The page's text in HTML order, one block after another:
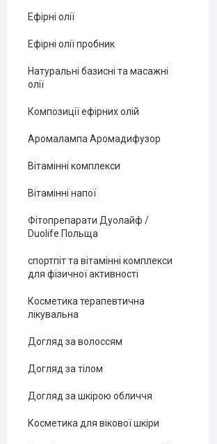
Ефірні олії
Ефірні олії пробник
Натуральні базисні та масажні
олії
Композиції ефірних олій
Аромалампа Аромадифузор
Вітамінні комплекси
Вітамінні напої
Фітопрепарати Дуолайф /
Duolife Польща
спортпіт та вітамінні комплекси
для фізичної активності
Косметика терапевтична
лікувальна
Догляд за волоссям
Догляд за тілом
Догляд за шкірою обличчя
Косметика для вікової шкіри